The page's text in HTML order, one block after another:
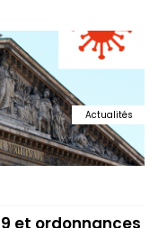
Actualités
et ordonnances